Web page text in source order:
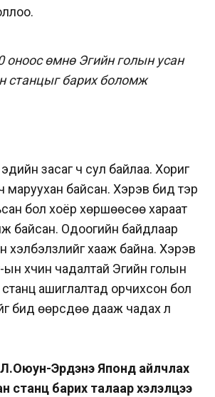
оноос өмнө Эгийн голын усан
станцыг барих боломж
засаг ч сул байлаа. Хориг
маруухан байсан. Хэрэв бид тэр
бол хоёр хөршөөсөө хараат
байсан. Одоогийн байдлаар
хааж байна. Хэрэв
ын хүчин чадалтай Эгийн голын
станц ашиглалтад орчихсон бол
бид өөрсдөө дааж чадах л
Эрдэнэ Японд айлчлах
станц барих талаар хэлэлцээ